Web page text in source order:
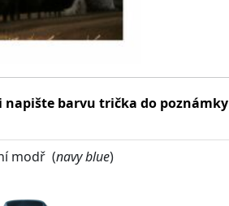
barvu trička do
modř (navy blue)